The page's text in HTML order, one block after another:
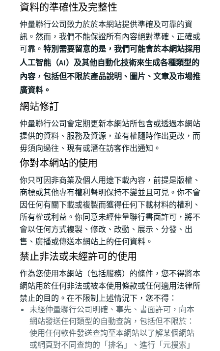
資料的準確性及完整性
仲量聯行公司致力於於本網站提供準確及可靠的資
訊。然而，我們不能保證所有內容絕對準確、正確或
可靠。 特別需要留意的是，我們可能會於本網站採用
人工智能（AI）及其他自動化技術來生成各種類型的
內容，包括但不限於產品說明、圖片、文章及市場推
廣資料。
網站修訂
仲量聯行公司會定期更新本網站所包含或透過本網站
提供的資料、服務及資源，並有權隨時作出更改，而
毋須向過往、現有或潛在訪客作出通知。
你對本網站的使用
你只可因非商業及個人用途下載內容，前提是版權、
商標或其他專有權利聲明保持不變並且可見。你不會
因任何有關下載或複製而獲得任何下載材料的權利、
所有權或利益。你同意未經仲量聯行書面許可，將不
會以任何方式複製、修改、改動、展示、分發、出
售、廣播或傳送本網站上的任何資料。
禁止非法或未經許可的使用
作為您使用本網站（包括服務）的條件，您不得將本
網站用於任何非法或被本使用條款或任何適用法律所
禁止的目的。在不限制上述情況下，您不得：
未經仲量聯行公司明確、事先、書面許可，向本
網站發送任何類型的自動查詢，包括但不限於：
使用任何軟件發送查詢至本網站以了解某個網站
或網頁對不同查詢的「排名」、進行「元搜索」